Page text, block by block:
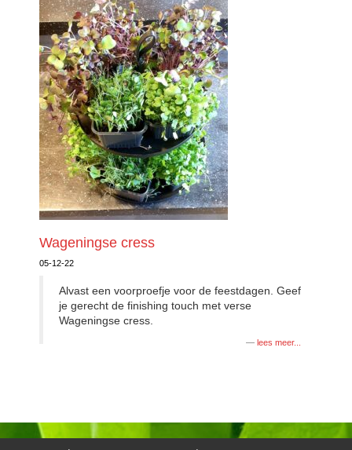
Wageningse cress
05-12-22
Alvast een voorproefje voor de feestdagen. Geef
je gerecht de finishing touch met verse
Wageningse cress.
lees meer...